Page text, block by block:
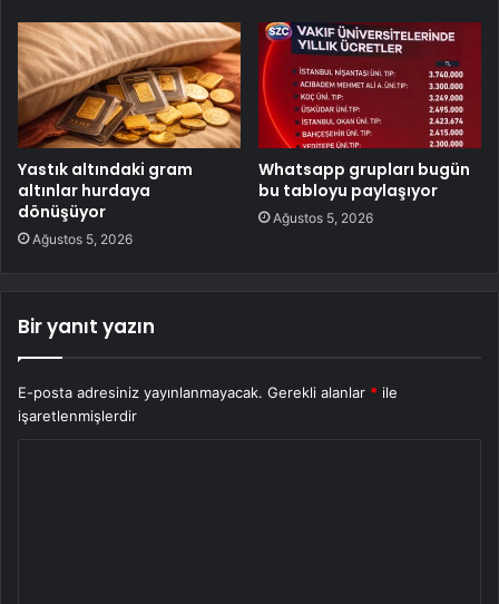
Yastık altındaki gram
altınlar hurdaya
dönüşüyor
Ağustos 5, 2026
Whatsapp grupları bugün
bu tabloyu paylaşıyor
Ağustos 5, 2026
Bir yanıt yazın
E-posta adresiniz yayınlanmayacak. Gerekli alanlar * ile
işaretlenmişlerdir